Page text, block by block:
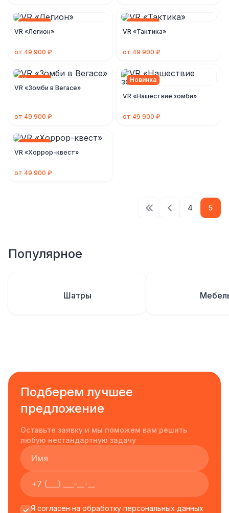
Новинка
VR «Легион»
от 49 900 ₽
Новинка
VR «Тактика»
от 49 900 ₽
Новинка
VR «Зомби в Вегасе»
от 49 900 ₽
Новинка
VR «Нашествие зомби»
от 49 900 ₽
Новинка
VR «Хоррор-квест»
от 49 900 ₽
4 5
Популярное
Шатры
Подберем лучшее
предложение
Оставьте заявку и мы поможем вам решить
любую нестандартную задачу
Я согласен на обработку персональных данных